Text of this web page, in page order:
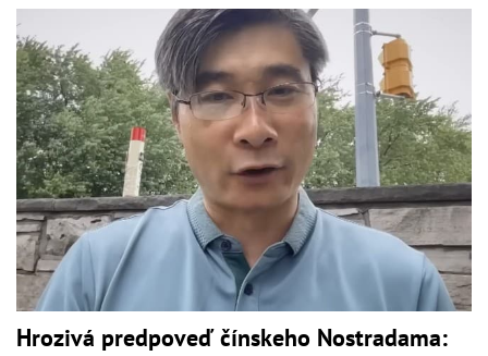
Hrozivá predpoveď čínskeho Nostradama: